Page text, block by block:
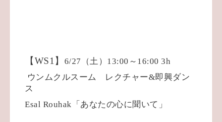
【WS1】 6/27 （土） 13:00 ～ 16:00 3h
ウンムクルスーム レクチャー&即興ダン
ス
Esal Rouhak 「あなたの心に聞いて」